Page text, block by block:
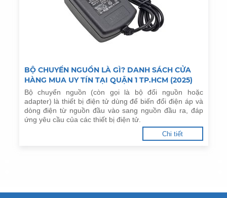
BỘ CHUYỂN NGUỒN LÀ GÌ? DANH SÁCH CỬA
HÀNG MUA UY TÍN TẠI QUẬN 1 TP.HCM (2025)
Bộ chuyển nguồn (còn gọi là bộ đổi nguồn hoặc
adapter) là thiết bị điện tử dùng để biến đổi điện áp và
dòng điện từ nguồn đầu vào sang nguồn đầu ra, đáp
ứng yêu cầu của các thiết bị điện tử.
Chi tiết